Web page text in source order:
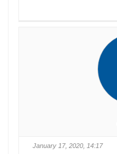
January 17, 2020, 14:17